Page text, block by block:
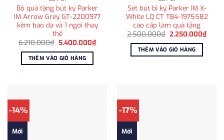
Bộ quà tặng bút ký Parker
IM Arrow Grey GT-2200977
kèm bao da và 1 ngòi thay
thế
6.210.000₫ Giá
là:
6.210.000₫.
5.400.000₫Giá
hiện
THÊM VÀO GIỎ HÀNG
Set bút bi ký Parker IM X-
White LQ CT TB4-1975582
cao cấp làm quà tặng
2.500.000₫ Giá
là:
2.500.000₫.
2.250.000₫Giá
hiện
THÊM VÀO GIỎ HÀNG
-14%
Mới
-17%
Mới